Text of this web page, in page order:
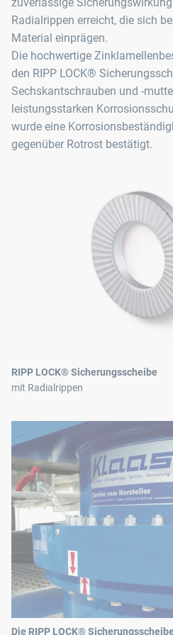
zuverlässige
Radialrippen erreicht, die sich
Material einprägen.
Die hochwertige
den RIPP LOCK®
Sechskantschrauben und -
leistungsstarken
wurde eine
gegenüber Rotrost bestätigt.
RIPP LOCK® Sicherungsscheibe
mit Radialrippen
Die RIPP LOCK®